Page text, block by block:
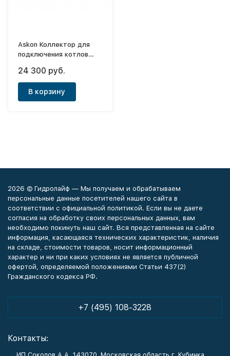
Askon Коллектор для
подключения котлов
выходов (360квт)
24 300 руб.
В корзину
2026 © Гидролайф — Мы получаем и обрабатываем
персональные данные посетителей нашего сайта в
соответствии с официальной политикой. Если вы не даете
согласия на обработку своих персональных данных, вам
необходимо покинуть наш сайт. Вся представленная на сайте
информация, касающаяся технических характеристик, наличия
на складе, стоимости товаров, носит информационный
характер и ни при каких условиях не является публичной
офертой, определяемой положениями Статьи 437(2)
Гражданского кодекса РФ.
+7 (495) 108-3228
Контакты: